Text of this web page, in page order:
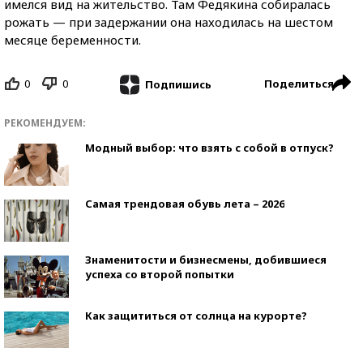
имелся вид на жительство. Там Федякина собиралась
рожать — при задержании она находилась на шестом
месяце беременности.
0 0 Подпишись Поделиться
РЕКОМЕНДУЕМ:
Модный выбор: что взять с собой в отпуск?
Самая трендовая обувь лета – 2026
Знаменитости и бизнесмены, добившиеся
успеха со второй попытки
Как защититься от солнца на курорте?